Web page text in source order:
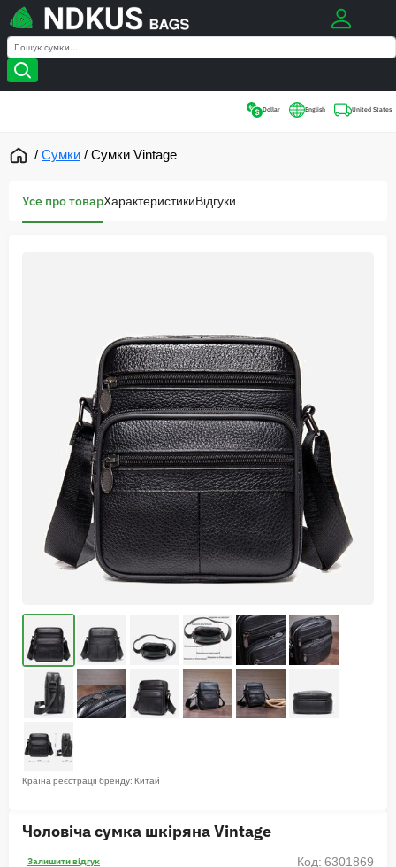
Search
Search
Dollar English United States
/ Сумки / Сумки Vintage
Усе про товарХарактеристикиВідгуки
Країна реєстрації бренду: Китай
Чоловіча сумка шкіряна Vintage
Залишити відгук Код: 6301869